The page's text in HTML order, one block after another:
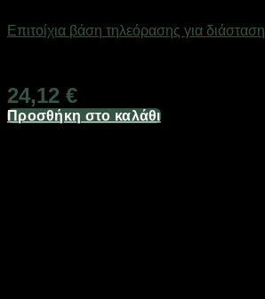
Επιτοίχια βάση τηλεόρασης για
24,12 €
Προσθήκη στο καλάθι